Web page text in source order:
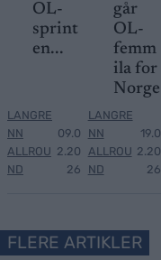
OL-
sprint
en...
LANGRE
NN
ALLROU
ND
09.0
2.20
26
går
OL-
femm
ila for
Norge
LANGRE
NN
ALLROU
ND
19.0
2.20
26
FLERE ARTIKLER